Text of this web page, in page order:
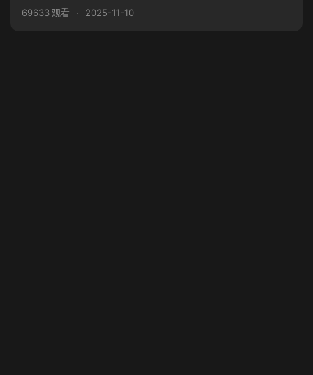
69633 观看
· 2025-11-10